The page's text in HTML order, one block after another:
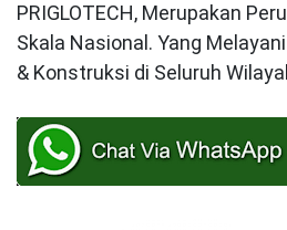
PRIGLOTECH, Merupakan
Skala Nasional. Yang
& Konstruksi di Seluruh